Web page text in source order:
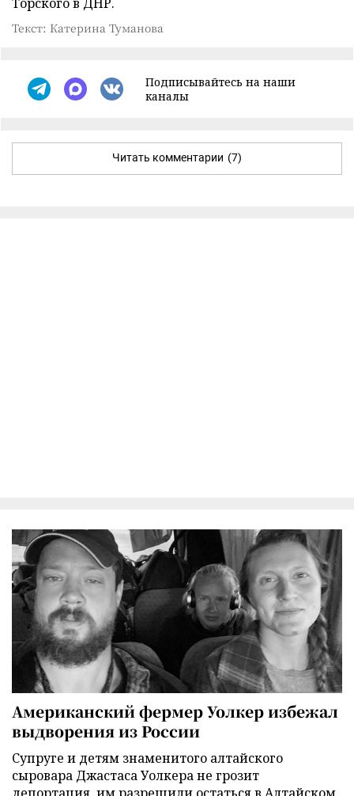
Текст: Катерина Туманова
Подписывайтесь на наши
каналы
Читать комментарии (7)
Американский фермер Уолкер избежал
выдворения из России
Супруге и детям знаменитого алтайского
сыровара Джастаса Уолкера не грозит